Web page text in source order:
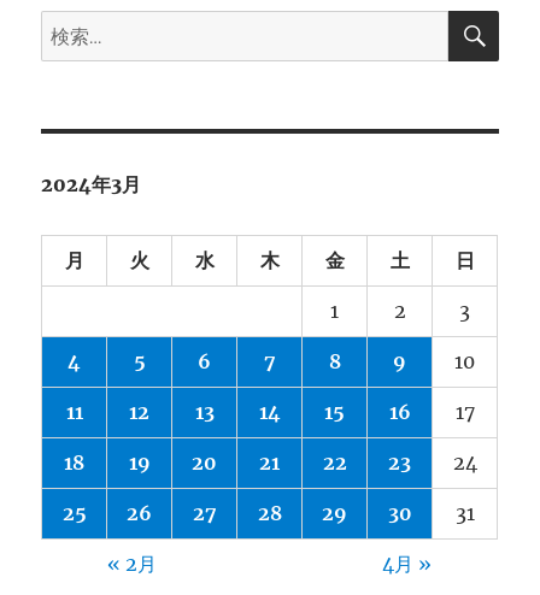
検
索:
検
2024年3月
月 火 水 木 金 土 日
1 2 3
4 5 6 7 8 9 10
11 12 13 14 15 16 17
18 19 20 21 22 23 24
25 26 27 28 29 30 31
« 2月 4月 »